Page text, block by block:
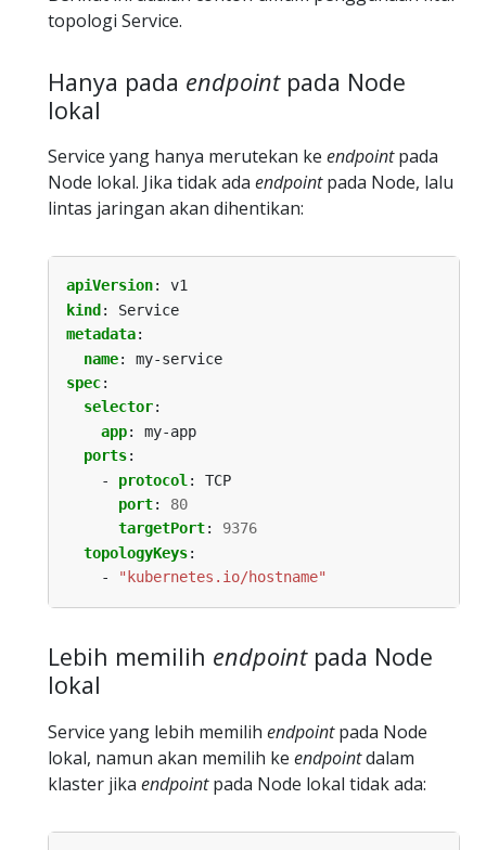
topologi Service.
Hanya pada endpointpada Node
lokal
Service yang hanya merutekan ke endpointpada
Node lokal. Jika tidak ada endpointpada Node, lalu
lintas jaringan akan dihentikan:
apiVersion:
v1
kind :
Service
metadata:
name:
my-service
spec:
selector:
app:
my-app
ports:
- protocol :
TCP
port:
80
targetPort:
9376
topologyKeys:
-
"kubernetes.io/hostname"
Lebih memilih endpointpada Node
lokal
Service yang lebih memilih endpointpada Node
lokal, namun akan memilih ke endpointdalam
klaster jika endpointpada Node lokal tidak ada: